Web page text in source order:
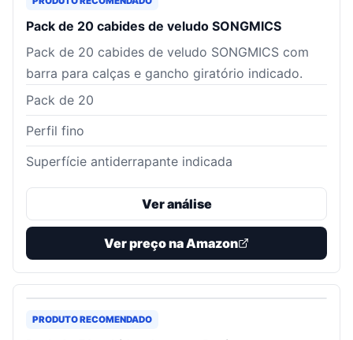
Pack de 20 cabides de veludo SONGMICS
Pack de 20 cabides de veludo SONGMICS com
barra para calças e gancho giratório indicado.
Pack de 20
Perfil fino
Superfície antiderrapante indicada
Ver análise
Ver preço na Amazon
PRODUTO RECOMENDADO